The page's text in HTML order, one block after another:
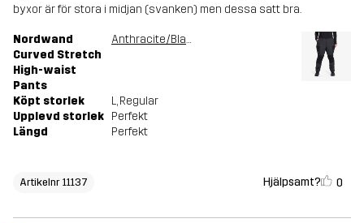
byxor är för stora i midjan (svanken) men dessa satt bra.
Nordwand
Curved Stretch
High-waist
Pants
Anthracite/Black
Köpt storlek L, Regular
Upplevd storlek Perfekt
Längd
Perfekt
Artikelnr 11137 Hjälpsamt? 0